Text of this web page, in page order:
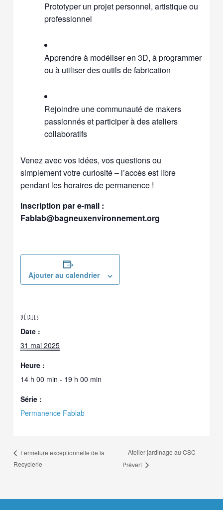
Prototyper un projet personnel, artistique ou
professionnel
Apprendre à modéliser en 3D, à programmer
ou à utiliser des outils de fabrication
Rejoindre une communauté de makers
passionnés et participer à des ateliers
collaboratifs
Venez avec vos idées, vos questions ou
simplement votre curiosité – l’accès est libre
pendant les horaires de permanence !
Inscription par e-mail :
Fablab@bagneuxenvironnement.org
Ajouter au calendrier
DÉTAILS
Date :
31 mai 2025
Heure :
14 h 00 min - 19 h 00 min
Série :
Permanence Fablab
Fermeture exceptionnelle de la
Recyclerie
Atelier jardinage au CSC
Prévert